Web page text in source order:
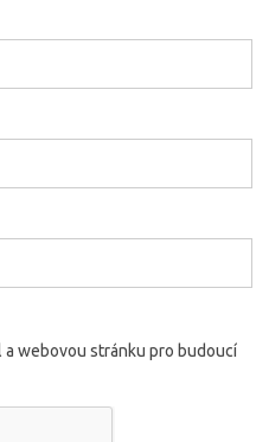
webovou stránku pro budoucí